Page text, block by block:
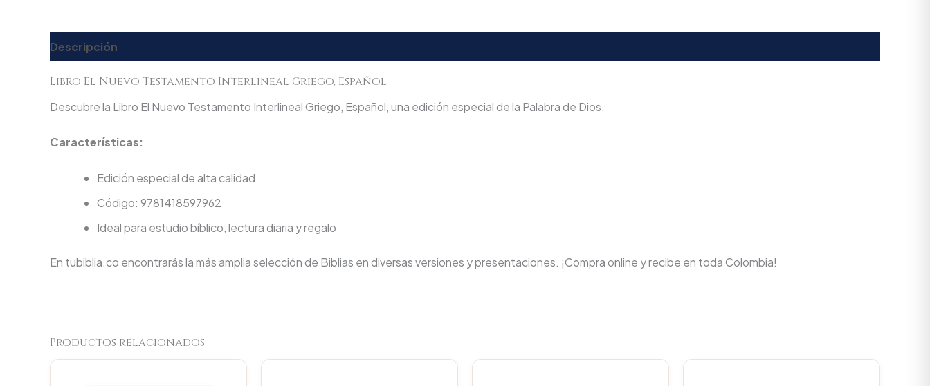
Descripción
Libro El Nuevo Testamento Interlineal Griego, Español
Descubre la Libro El Nuevo Testamento Interlineal Griego, Español, una edición especial de la Palabra de Dios.
Características:
Edición especial de alta calidad
Código: 9781418597962
Ideal para estudio bíblico, lectura diaria y regalo
En tubiblia.co encontrarás la más amplia selección de Biblias en diversas versiones y presentaciones. ¡Compra online y recibe en toda Colombia!
Productos relacionados